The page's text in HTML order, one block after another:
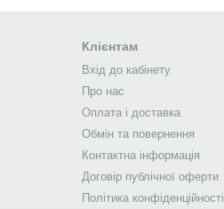
Клієнтам
Вхід до кабінету
Про нас
Оплата і доставка
Обмін та повернення
Контактна інформація
Договір публічної оферти
Політика конфіденційності